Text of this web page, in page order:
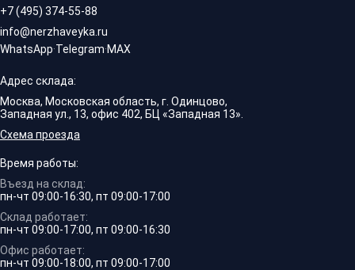
+7 (495) 374-55-88
info@nerzhaveyka.ru
WhatsApp·Telegram·MAX
Адрес склада:
Москва, Московская область, г. Одинцово,
Западная ул., 13, офис 402, БЦ «Западная 13».
Схема проезда
Время работы:
Въезд на склад:
пн-чт 09:00-16:30, пт 09:00-17:00
Склад работает:
пн-чт 09:00-17:00, пт 09:00-16:30
Офис работает:
пн-чт 09:00-18:00, пт 09:00-17:00